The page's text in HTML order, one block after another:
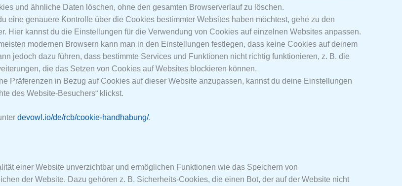
und ähnliche Daten löschen, ohne den gesamten Browserverlauf zu löschen.
eine genauere Kontrolle über die Cookies bestimmter Websites haben möchtest, gehe zu den
Hier kannst du die Einstellungen für die Verwendung von Cookies auf einzelnen Websites anpassen.
modernen Browsern kann man in den Einstellungen festlegen, dass keine Cookies auf deinem
jedoch dazu führen, dass bestimmte Services und Funktionen nicht richtig funktionieren, z. B. die
die das Setzen von Cookies auf Websites blockieren können.
Präferenzen in Bezug auf Cookies auf dieser Website anzupassen, kannst du deine Einstellungen
des Website-Besuchers“ klickst.
devowl.io/de/rcb/cookie-handhabung/.
einer Website unverzichtbar und ermöglichen Funktionen wie das Speichern von
der Website. Dazu gehören z. B. Sicherheits-Cookies, die einen Bot, der auf der Website nicht